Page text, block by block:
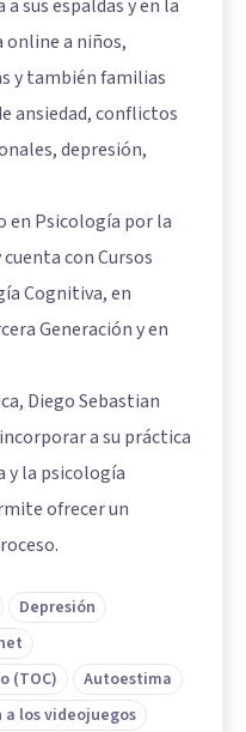
sus espaldas y en la
online a niños,
y también familias
ansiedad, conflictos
depresión,
en Psicología por la
con Cursos
Cognitiva, en
Generación y en
Diego Sebastian
a su práctica
y la psicología
ofrecer un
Depresión
(TOC)
Autoestima
a los videojuegos